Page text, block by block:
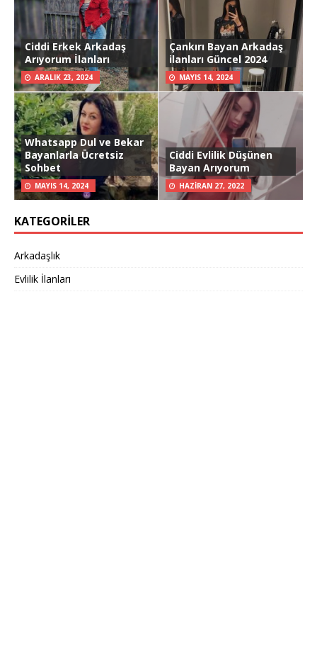
Ciddi Erkek Arkadaş
Arıyorum İlanları
ARALIK 23, 2024
Çankırı Bayan Arkadaş
ilanları Güncel 2024
MAYIS 14, 2024
Whatsapp Dul ve Bekar
Bayanlarla Ücretsiz
Sohbet
MAYIS 14, 2024
Ciddi Evlilik Düşünen
Bayan Arıyorum
HAZIRAN 27, 2022
KATEGORILER
Arkadaşlık
Evlilik İlanları